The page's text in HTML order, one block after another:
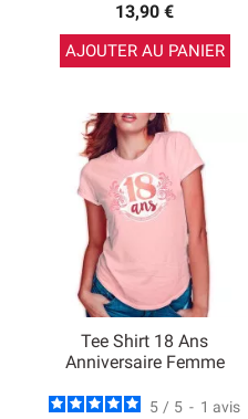
13,90 €
AJOUTER AU PANIER
Tee Shirt 18 Ans
Anniversaire Femme
5 / 5 - 1 avis